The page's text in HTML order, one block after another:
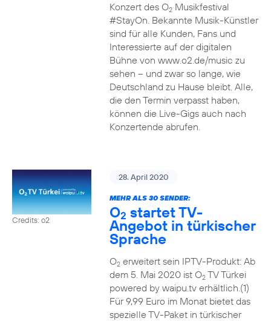
Konzert des O2Musikfestival
#StayOn. Bekannte Musik-Künstler
sind für alle Kunden, Fans und
Interessierte auf der digitalen
Bühne von www.o2.de/music zu
sehen – und zwar so lange, wie
Deutschland zu Hause bleibt. Alle,
die den Termin verpasst haben,
können die Live-Gigs auch nach
Konzertende abrufen.
Credits: o2
28. April 2020
MEHR ALS 30 SENDER:
O2 startet TV-
Angebot in türkischer
Sprache
O2erweitert sein IPTV-Produkt: Ab
dem 5. Mai 2020 ist O2TV Türkei
powered by waipu.tv erhältlich.(1)
Für 9,99 Euro im Monat bietet das
spezielle TV-Paket in türkischer